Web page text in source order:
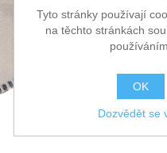
Tyto stránky používají
na těchto stránkách
používáním.
OK
Dozvědět se